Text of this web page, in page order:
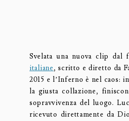
Svelata una nuova clip
italiane, scritto e diretto da
2015 e l’Inferno è nel caos:
la giusta collazione,
sopravvivenza del luogo.
ricevuto direttamente da